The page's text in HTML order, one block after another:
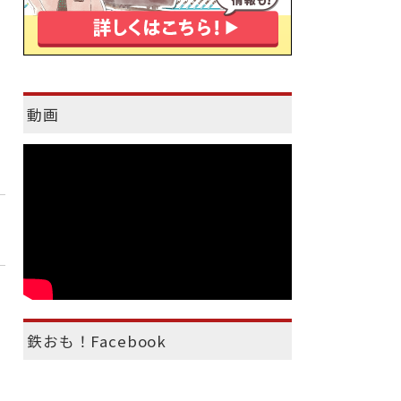
動画
鉄おも！Facebook